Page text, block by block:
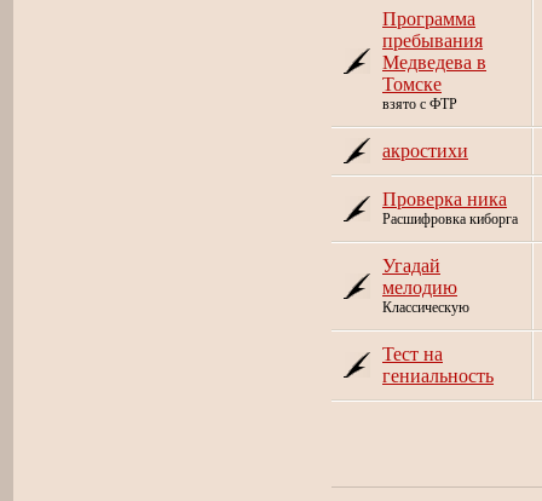
Программа
пребывания
Медведева в
Томске
взято с ФТР
акростихи
Проверка ника
Расшифровка киборга
Угадай
мелодию
Классическую
Тест на
гениальность